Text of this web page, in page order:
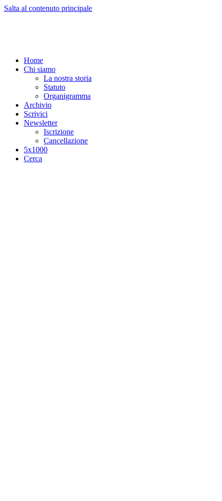
Salta al contenuto principale
Home
Chi siamo
La nostra storia
Statuto
Organigramma
Archivio
Scrivici
Newsletter
Iscrizione
Cancellazione
5x1000
Cerca